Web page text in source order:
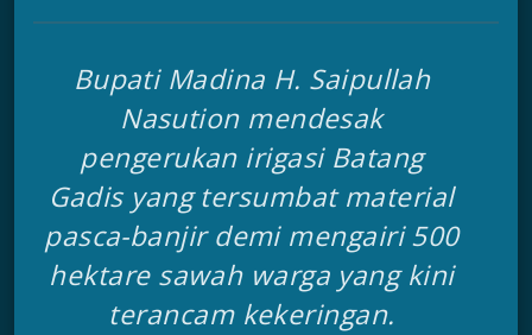
Bupati Madina H. Saipullah
Nasution mendesak
pengerukan irigasi Batang
Gadis yang tersumbat material
pasca-banjir demi mengairi 500
hektare sawah warga yang kini
terancam kekeringan.